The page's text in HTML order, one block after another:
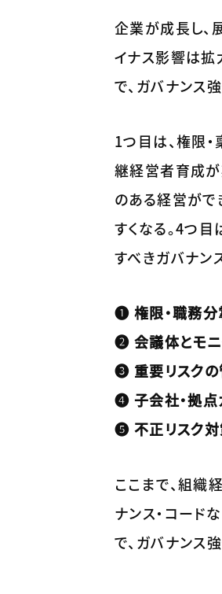
企業が成長し、
イナス影響は拡
で、ガバナンス
1つ目は、権限
継経営者育成が
のある経営がで
すくなる。4つ
すべきガバナン
❶ 権限・職務分
❷ 会議体とモニ
❸ 重要リスクの
❹ 子会社・拠点
❺ 不正リスク対
ここまで、組織
ナンス・コード
で、ガバナンス